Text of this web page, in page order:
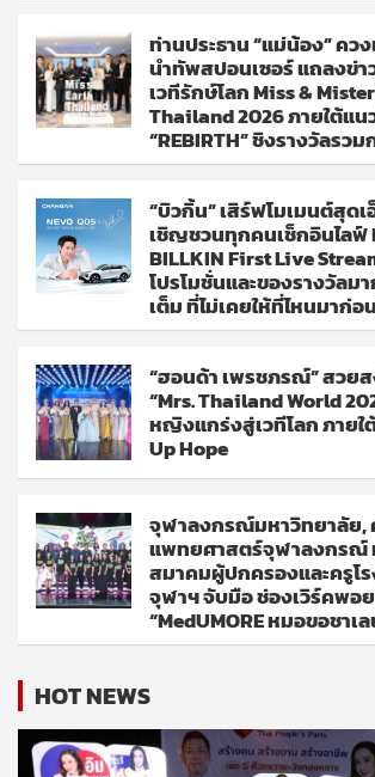
ท่านประธาน “แม่น้อง” คว
นำทัพสปอนเซอร์ แถลงข่า
เวทีรักษ์โลก Miss &
Thailand 2026 ภายใต้แ
“REBIRTH” ชิงรางวัลรวม
“บิวกิ้น” เสิร์ฟโมเมนต์สุด
เชิญชวนทุกคนเช็กอินไลฟ์
BILLKIN First Live
โปรโมชั่นและของรางวัล
เต็ม ที่ไม่เคยให้ที่ไหนมาก่อ
“ฮอนด้า เพรชภรณ์” สวย
“Mrs. Thailand World
หญิงแกร่งสู่เวทีโลก ภายใ
Up Hope
จุฬาลงกรณ์มหาวิทยาลัย,
แพทยศาสตร์จุฬาลงกรณ์
สมาคมผู้ปกครองและครูโ
จุฬาฯ จับมือ ช่องเวิร์คพอ
“MedUMORE หมอขอชาเ
HOT NEWS